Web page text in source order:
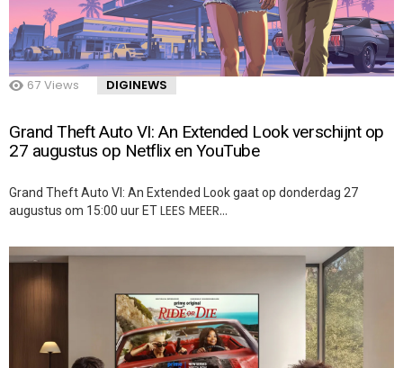
67 Views DIGINEWS
Grand Theft Auto VI: An Extended Look verschijnt op
27 augustus op Netflix en YouTube
Grand Theft Auto VI: An Extended Look gaat op donderdag 27
augustus om 15:00 uur ETLEES MEER…